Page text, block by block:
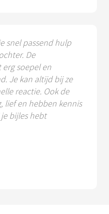
snel passend hulp
De
soepel en
Je kan altijd bij ze
reactie. Ook de
lief en hebben kennis
bijles hebt